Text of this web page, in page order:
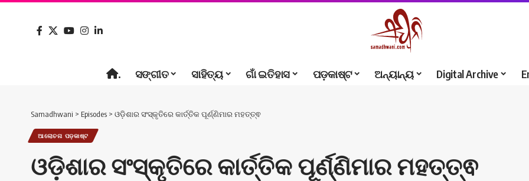
. ସଙ୍ଗୀତ ସାହିତ୍ୟ ଗାଁ ଇତିହାସ ପଡ଼କାଷ୍ଟ ଅନ୍ୟାନ୍ୟ Digital Archive
Samadhwani > Episodes > ଓଡ଼ିଶାର ସଂସ୍କୃତିରେ କାର୍ତ୍ତିକ ପୂର୍ଣ୍ଣିମାର ମହତ୍ତ୍ଵ
ଆଲୋଚନା ପଡ଼କାଷ୍ଟ
ଓଡ଼ିଶାର ସଂସ୍କୃତିରେ କାର୍ତ୍ତିକ ପୂର୍ଣ୍ଣିମାର ମହତ୍ତ୍ଵ